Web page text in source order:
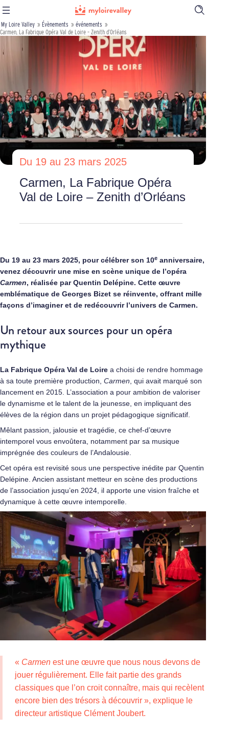
Ouvrir
de
My Loire Valley » Évènements » événements »
Carmen, La Fabrique Opéra Val de Loire – Zenith d’Orléans
Du 19 au 23 mars 2025
Carmen, La Fabrique Opéra
Val de Loire – Zenith d’Orléans
Du 19 au 23 mars 2025, pour célébrer son 10e anniversaire,
venez découvrir une mise en scène unique de l’opéra
Carmen, réalisée par Quentin Delépine. Cette œuvre
emblématique de Georges Bizet se réinvente, offrant mille
façons d’imaginer et de redécouvrir l’univers de Carmen.
Un retour aux sources pour un opéra
mythique
La Fabrique Opéra Val de Loire a choisi de rendre hommage
à sa toute première production, Carmen , qui avait marqué son
lancement en 2015. L’association a pour ambition de valoriser
le dynamisme et le talent de la jeunesse, en impliquant des
élèves de la région dans un projet pédagogique significatif.
Mêlant passion, jalousie et tragédie, ce chef-d’œuvre
intemporel vous envoûtera, notamment par sa musique
imprégnée des couleurs de l’Andalousie.
Cet opéra est revisité sous une perspective inédite par Quentin
Delépine. Ancien assistant metteur en scène des productions
de l’association jusqu’en 2024, il apporte une vision fraîche et
dynamique à cette œuvre intemporelle.
« Carmen est une œuvre que nous nous devons de
jouer régulièrement. Elle fait partie des grands
classiques que l’on croit connaître, mais qui recèlent
encore bien des trésors à découvrir », explique le
directeur artistique Clément Joubert.